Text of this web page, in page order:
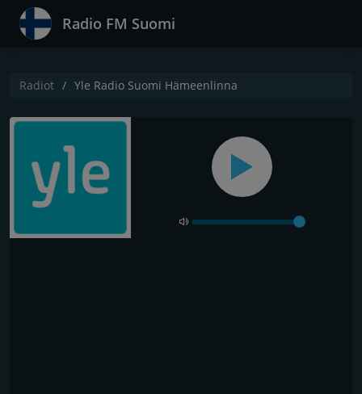
Radio FM Suomi
Radiot Yle Radio Suomi Hämeenlinna